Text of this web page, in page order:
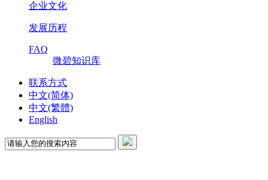
企业文化
发展历程
FAQ
微碧知识库
联系方式
中文(简体)
中文(繁體)
English